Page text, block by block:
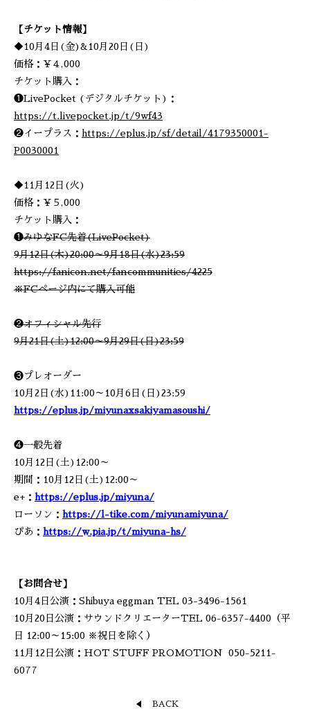
【チケット情報】
◆10月4日(金)&10月20日(日)
価格：¥４,000
チケット購入：
❶LivePocket (デジタルチケット)：
https://t.livepocket.jp/t/9wf43
❷イープラス： https://eplus.jp/sf/detail/4179350001-
P0030001
◆11月12日(火)
価格：¥５,000
チケット購入：
❶みゆなFC先着(LivePocket)
9月12日(木)20:00～9月18日(水)23:59
https://fanicon.net/fancommunities/4225
※FCページ内にて購入可能
❷オフィシャル先行
9月21日(土)12:00～9月29日(日)23:59
❸プレオーダー
10月2日(水)11:00～10月6日(日)23:59
https://eplus.jp/miyunaxsakiyamasoushi/
❹一般先着
10月12日(土)12:00～
期間：10月12日(土)12:00～
e+： https://eplus.jp/miyuna/
ローソン： https://l-tike.com/miyunamiyuna/
ぴあ： https://w.pia.jp/t/miyuna-hs/
【お問合せ】
10月4日公演：Shibuya eggman TEL 03-3496-1561
10月20日公演：サウンドクリエーターTEL 06-6357-4400（平
日 12:00～15:00 ※祝日を除く）
11月12日公演：HOT STUFF PROMOTION 050-5211-
6077
BACK